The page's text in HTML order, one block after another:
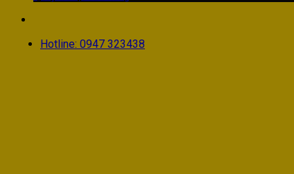
Hotline: 0947 323438